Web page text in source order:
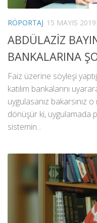
RÖPORTAJ 15 MAYIS 2019
ABDÜLAZİZ
BANKALARINA
Faiz üzerine söyleşi
katılım bankalarını
uygulasanız bakarsınız
dönüşür ki, uygulamada
sistemin...